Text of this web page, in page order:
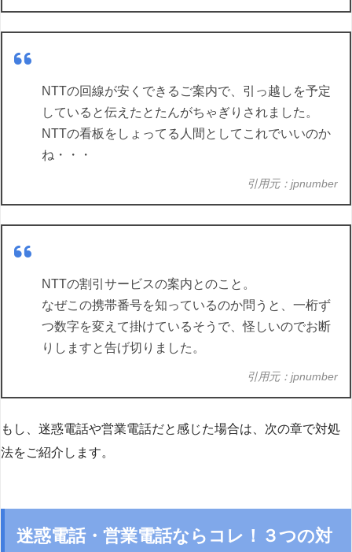
NTTの回線が安くできるご案内で、引っ越しを予定
していると伝えたとたんがちゃぎりされました。
NTTの看板をしょってる人間としてこれでいいのか
ね・・・
引用元：jpnumber
NTTの割引サービスの案内とのこと。
なぜこの携帯番号を知っているのか問うと、一桁ず
つ数字を変えて掛けているそうで、怪しいのでお断
りしますと告げ切りました。
引用元：jpnumber
もし、迷惑電話や営業電話だと感じた場合は、次の章で対処
法をご紹介します。
迷惑電話・営業電話ならコレ！３つの対